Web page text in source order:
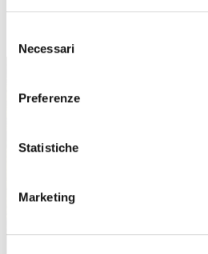
delNecessari
Preferenze
Statistiche
Marketing